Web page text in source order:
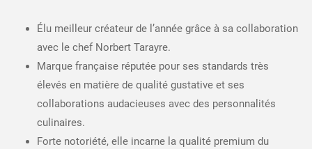
Élu meilleur créateur de l’année grâce à sa collaboration
avec le chef Norbert Tarayre.
Marque française réputée pour ses standards très
élevés en matière de qualité gustative et ses
collaborations audacieuses avec des personnalités
culinaires.
Forte notoriété, elle incarne la qualité premium du